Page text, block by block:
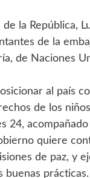
la República,
de la
de Naciones
al país
de los
24,
quiere
de paz, y
buenas prácticas.